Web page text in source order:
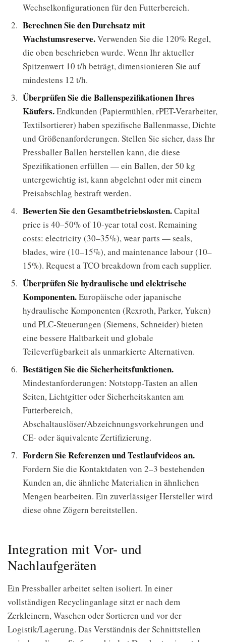
Wechselkonfigurationen für den Futterbereich.
Berechnen Sie den Durchsatz mit
Wachstumsreserve.Verwenden Sie die 120% Regel,
die oben beschrieben wurde. Wenn Ihr aktueller
Spitzenwert 10 t/h beträgt, dimensionieren Sie auf
mindestens 12 t/h.
Überprüfen Sie die Ballenspezifikationen Ihres
Käufers.Endkunden (Papiermühlen, rPET-Verarbeiter,
Textilsortierer) haben spezifische Ballenmasse, Dichte
und Größenanforderungen. Stellen Sie sicher, dass Ihr
Pressballer Ballen herstellen kann, die diese
Spezifikationen erfüllen — ein Ballen, der 50 kg
untergewichtig ist, kann abgelehnt oder mit einem
Preisabschlag bestraft werden.
Bewerten Sie den Gesamtbetriebskosten.Capital
price is 40–50% of 10-year total cost. Remaining
costs: electricity (30–35%), wear parts — seals,
blades, wire (10–15%), and maintenance labour (10–
15%). Request a TCO breakdown from each supplier.
Überprüfen Sie hydraulische und elektrische
Komponenten.Europäische oder japanische
hydraulische Komponenten (Rexroth, Parker, Yuken)
und PLC-Steuerungen (Siemens, Schneider) bieten
eine bessere Haltbarkeit und globale
Teileverfügbarkeit als unmarkierte Alternativen.
Bestätigen Sie die Sicherheitsfunktionen.
Mindestanforderungen: Notstopp-Tasten an allen
Seiten, Lichtgitter oder Sicherheitskanten am
Futterbereich,
Abschaltauslöser/Abzeichnungsvorkehrungen und
CE- oder äquivalente Zertifizierung.
Fordern Sie Referenzen und Testlaufvideos an.
Fordern Sie die Kontaktdaten von 2–3 bestehenden
Kunden an, die ähnliche Materialien in ähnlichen
Mengen bearbeiten. Ein zuverlässiger Hersteller wird
diese ohne Zögern bereitstellen.
Integration mit Vor- und
Nachlaufgeräten
Ein Pressballer arbeitet selten isoliert. In einer
vollständigen Recyclinganlage sitzt er nach dem
Zerkleinern, Waschen oder Sortieren und vor der
Logistik/Lagerung. Das Verständnis der Schnittstellen